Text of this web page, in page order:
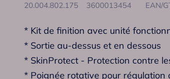
20.004.802.175 3600013454 EAN/
* Kit de finition avec unité
* Sortie au-dessus et en dessous
* SkinProtect - Protection contre
* Poignée rotative pour régulation